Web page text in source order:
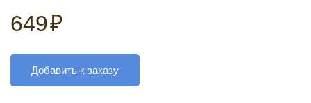
649₽
Добавить к заказу